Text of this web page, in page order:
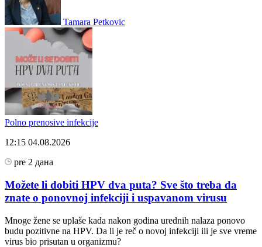
Tamara Petkovic
Polno prenosive infekcije
12:15 04.08.2026
pre 2 дана
Možete li dobiti HPV dva puta? Sve što treba da
znate o ponovnoj infekciji i uspavanom virusu
Mnoge žene se uplaše kada nakon godina urednih nalaza ponovo
budu pozitivne na HPV. Da li je reč o novoj infekciji ili je sve vreme
virus bio prisutan u organizmu?